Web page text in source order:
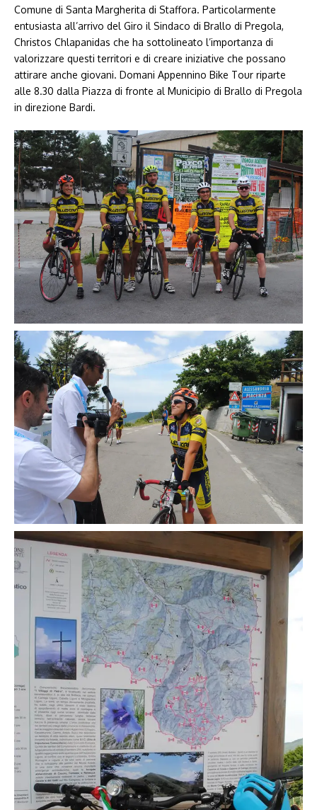
Comune di Santa Margherita di Staffora. Particolarmente
entusiasta all’arrivo del Giro il Sindaco di Brallo di Pregola,
Christos Chlapanidas che ha sottolineato l’importanza di
valorizzare questi territori e di creare iniziative che possano
attirare anche giovani. Domani Appennino Bike Tour riparte
alle 8.30 dalla Piazza di fronte al Municipio di Brallo di Pregola
in direzione Bardi.